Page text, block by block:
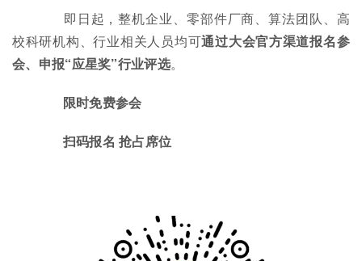
即日起，整机企业、零部件厂商、算法团队、高
校科研机构、行业相关人员均可通过大会官方渠道报名参
会、申报“应星奖”行业评选。
限时免费参会
扫码报名 抢占席位